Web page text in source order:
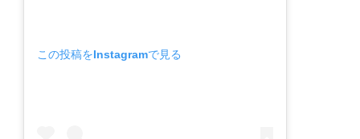
この投稿をInstagramで見る